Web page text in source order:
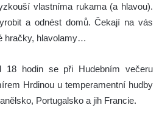
vlastníma rukama (a hlavou).
a odnést domů. Čekají na vás
hračky, hlavolamy…
18 hodin se při Hudebním večeru
Hrdinou u temperamentní hudby
Portugalsko a jih Francie.